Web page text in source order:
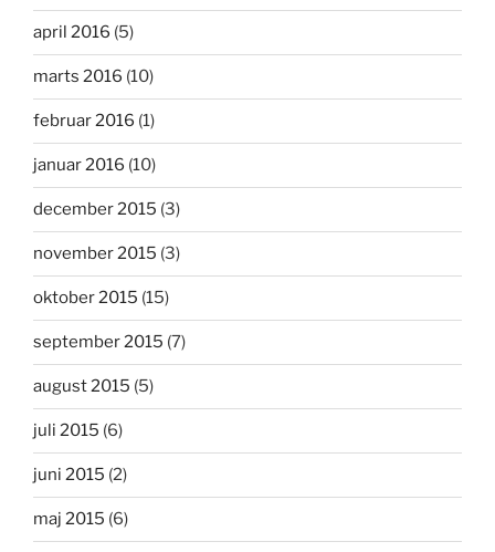
april 2016 (5)
marts 2016 (10)
februar 2016 (1)
januar 2016 (10)
december 2015 (3)
november 2015 (3)
oktober 2015 (15)
september 2015 (7)
august 2015 (5)
juli 2015 (6)
juni 2015 (2)
maj 2015 (6)